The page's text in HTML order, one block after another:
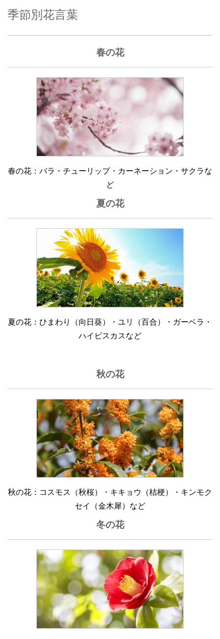
季節別花言葉
春の花
春の花：バラ・チューリップ・カーネーション・サクラな
ど
夏の花
夏の花：ひまわり（向日葵）・ユリ（百合）・ガーベラ・
ハイビスカスなど
秋の花
秋の花：コスモス（秋桜）・キキョウ（桔梗）・キンモク
セイ（金木犀）など
冬の花